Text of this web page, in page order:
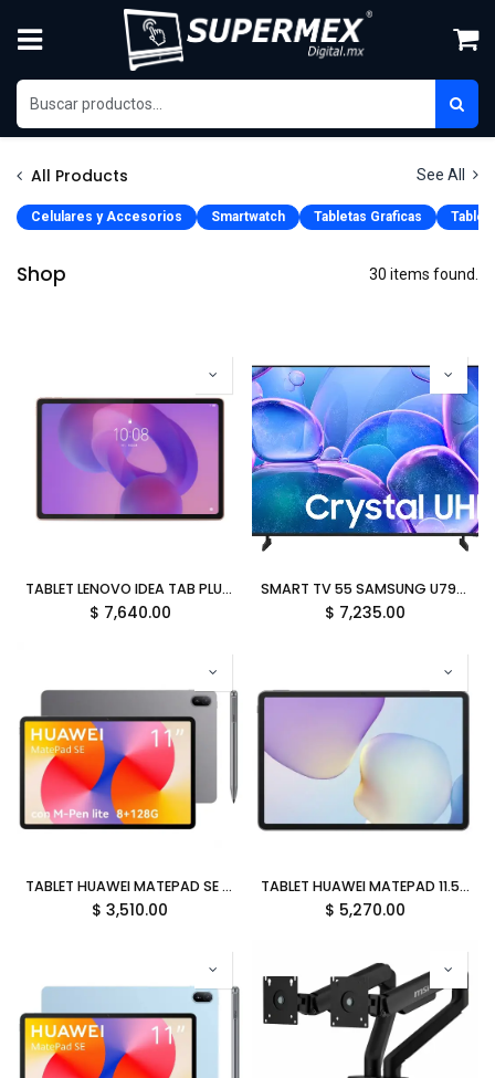
All Products See All
Celulares y Accesorios Smartwatch Tabletas Graficas
Shop 30 items found.
TABLET LENOVO IDEA TAB PLUS 12.1 8GB 256GB MEDIATEK DIMENSITY 6400 ANDROID 15 INC LAPIZ FOLIO KEYBOARD ROSA TB361FU ZAG70855MX GARANTIA CON FABRICANTE
$ 7,640.00
SMART TV 55 SAMSUNG U7900F 60HZ UHD 4K TIZEN UN55U7900FFXZA 12M DE GARANTIA
$ 7,235.00
TABLET HUAWEI MATEPAD SE 11 8GB 128GB OCTA CORE HISILICON KIRIN 710A HARMONYOS 2.0 INC LAPIZ GRIS AGS6-W09 53014GYU GARANTIA CON FABRICANTE
$ 3,510.00
TABLET HUAWEI MATEPAD 11.5 8GB 256GB OCTA CORE KIRIN T82B HARMONYOS EDICION PAPERMATTE GRIS TXZ-W09 53014KKR GARANTIA CON FABRICANTE
$ 5,270.00